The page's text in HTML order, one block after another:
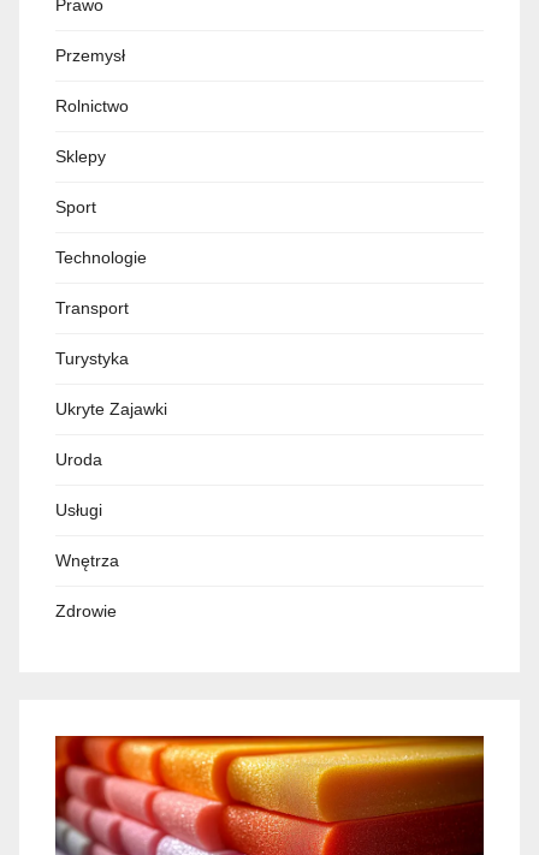
Prawo
Przemysł
Rolnictwo
Sklepy
Sport
Technologie
Transport
Turystyka
Ukryte Zajawki
Uroda
Usługi
Wnętrza
Zdrowie